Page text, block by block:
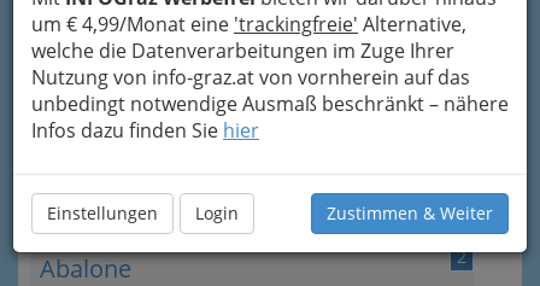
um € 4,99/Monat eine 'trackingfreie' Alternative,
welche die Datenverarbeitungen im Zuge Ihrer
Nutzung von info-graz.at von vornherein auf das
unbedingt notwendige Ausmaß beschränkt – nähere
Infos dazu finden Sie hier
Einstellungen Login Zustimmen & Weiter
Silber-Scheideanstalt Ges.m.b.H.
Hans-Sachs-Gasse 12, 8010 Graz
+43 316 824 330 - 0
Karte & Routenplaner
Eintrag ändern
2
Abalone